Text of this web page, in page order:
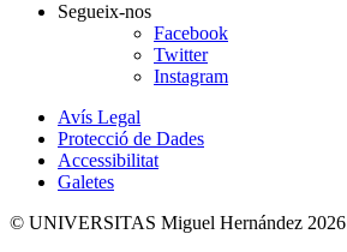
Segueix-nos
Facebook
Twitter
Instagram
Avís Legal
Protecció de Dades
Accessibilitat
Galetes
© UNIVERSITAS Miguel Hernández 2026